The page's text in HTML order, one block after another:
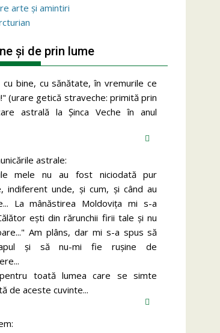
arte și amintiri
și de prin lume
cu bine, cu sănătate, în vremurile ce
(urare getică straveche: primită prin
astrală la Şinca Veche în anul
astrale:
mele nu au fost niciodată pur
indiferent unde, și cum, și când au
La mânăstirea Moldoviţa mi s-a
eşti din rărunchii firii tale şi nu
Am plâns, dar mi s-a spus să
şi să nu-mi fie ruşine de
toată lumea care se simte
de aceste cuvinte...